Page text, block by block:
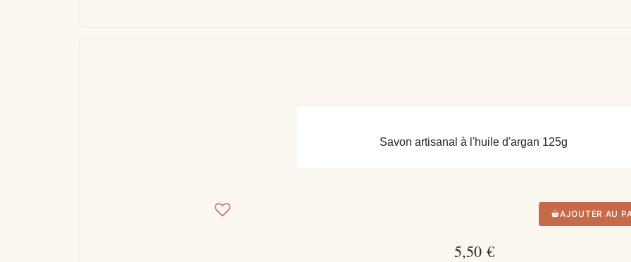
Savon artisanal à l'huile d'argan 125g
AJOUTER AU
5,50 €